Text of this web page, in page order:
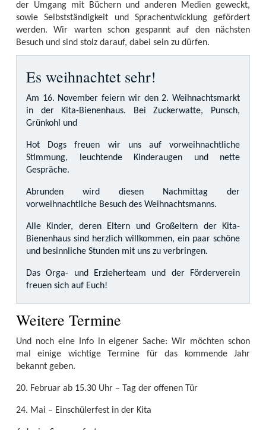
der Umgang mit Büchern und anderen Medien geweckt,
sowie Selbstständigkeit und Sprachentwicklung gefördert
werden. Wir warten schon gespannt auf den nächsten
Besuch und sind stolz darauf, dabei sein zu dürfen.
Es weihnachtet sehr!
Am 16. November feiern wir den 2. Weihnachtsmarkt
in der Kita-Bienenhaus. Bei Zuckerwatte, Punsch,
Grünkohl und
Hot Dogs freuen wir uns auf vorweihnachtliche
Stimmung, leuchtende Kinderaugen und nette
Gespräche.
Abrunden wird diesen Nachmittag der
vorweihnachtliche Besuch des Weihnachtsmanns.
Alle Kinder, deren Eltern und Großeltern der Kita-
Bienenhaus sind herzlich willkommen, ein paar schöne
und besinnliche Stunden mit uns zu verbringen.
Das Orga- und Erzieherteam und der Förderverein
freuen sich auf Euch!​
Weitere Termine
Und noch eine Info in eigener Sache: Wir möchten schon
mal einige wichtige Termine für das kommende Jahr
bekannt geben.
20. Februar ab 15.30 Uhr – Tag der offenen Tür
24. Mai – Einschülerfest in der Kita